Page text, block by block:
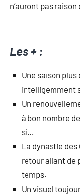
n’auront pas
Les + :
Une saison
intelligemment
Un
à bon nombre
si…
La dynastie des
retour allant de
temps.
Un visuel